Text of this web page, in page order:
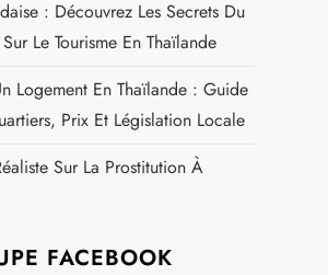
: Découvrez Les Secrets Du
Le Tourisme En Thaïlande
Logement En Thaïlande : Guide
Prix Et Législation Locale
Sur La Prostitution À
FACEBOOK